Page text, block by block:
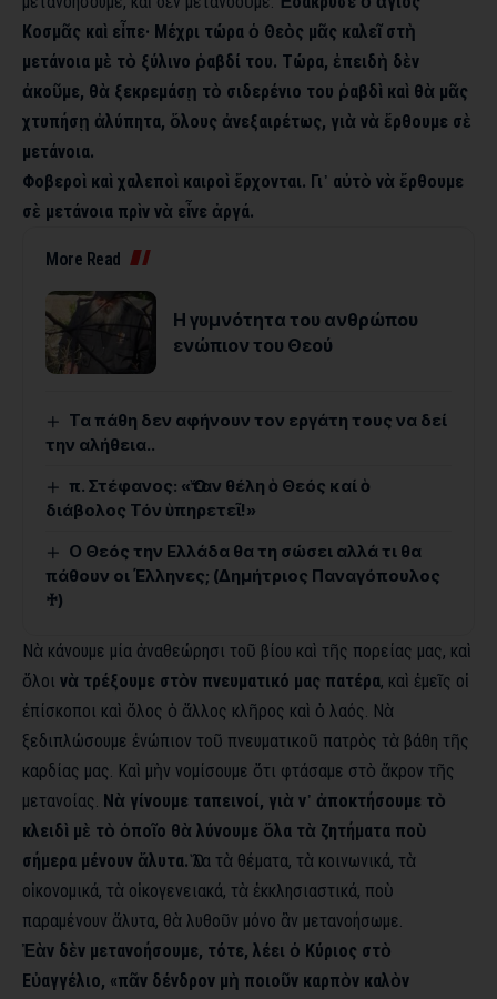
Κοσμᾶς καὶ εἶπε· Μέχρι τώρα ὁ Θεὸς μᾶς καλεῖ στὴ
μετάνοια μὲ τὸ ξύλινο ῥαβδί του. Τώρα, ἐπειδὴ δὲν
ἀκοῦμε, θὰ ξεκρεμάσῃ τὸ σιδερένιο του ῥαβδὶ καὶ θὰ μᾶς
χτυπήσῃ ἀλύπητα, ὅλους ἀνεξαιρέτως, γιὰ νὰ ἔρθουμε σὲ
μετάνοια.
Φοβεροὶ καὶ χαλεποὶ καιροὶ ἔρχονται. Γι᾿ αὐτὸ νὰ ἔρθουμε
σὲ μετάνοια πρὶν νὰ εἶνε ἀργά.
More Read
Η γυμνότητα του ανθρώπου
ενώπιον του Θεού
Τα πάθη δεν αφήνουν τον εργάτη τους να δεί
την αλήθεια..
π. Στέφανος: «Ὅταν θέλη ὁ Θεός καί ὁ
διάβολος Τόν ὑπηρετεῖ!»
Ο Θεός την Ελλάδα θα τη σώσει αλλά τι θα
πάθουν οι Έλληνες; (Δημήτριος Παναγόπουλος
♰)
Νὰ κάνουμε μία ἀναθεώρησι τοῦ βίου καὶ τῆς πορείας μας, καὶ
ὅλοι νὰ τρέξουμε στὸν πνευματικό μας πατέρα, καὶ ἐμεῖς οἱ
ἐπίσκοποι καὶ ὅλος ὁ ἄλλος κλῆρος καὶ ὁ λαός. Νὰ
ξεδιπλώσουμε ἐνώπιον τοῦ πνευματικοῦ πατρὸς τὰ βάθη τῆς
καρδίας μας. Καὶ μὴν νομίσουμε ὅτι φτάσαμε στὸ ἄκρον τῆς
μετανοίας. Νὰ γίνουμε ταπεινοί, γιὰ ν᾿ ἀποκτήσουμε τὸ
κλειδὶ μὲ τὸ ὁποῖο θὰ λύνουμε ὅλα τὰ ζητήματα ποὺ
σήμερα μένουν ἄλυτα.Ὅλα τὰ θέματα, τὰ κοινωνικά, τὰ
οἰκονομικά, τὰ οἰκογενειακά, τὰ ἐκκλησιαστικά, ποὺ
παραμένουν ἄλυτα, θὰ λυθοῦν μόνο ἂν μετανοήσωμε.
Ἐὰν δὲν μετανοήσουμε, τότε, λέει ὁ Κύριος στὸ
Εὐαγγέλιο, «πᾶν δένδρον μὴ ποιοῦν καρπὸν καλὸν